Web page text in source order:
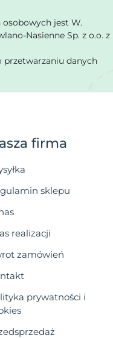
jest W.
Nasienne Sp. z o.o. z
przetwarzaniu danych
firma
sklepu
realizacji
zamówień
prywatności i